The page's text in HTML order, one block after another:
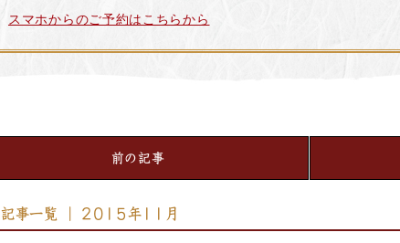
スマホからのご予約はこちらから
前の記事
記事一覧 ｜ 2015年11月